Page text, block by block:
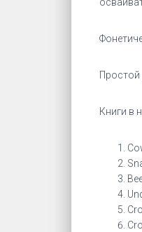
Простой
Книги в